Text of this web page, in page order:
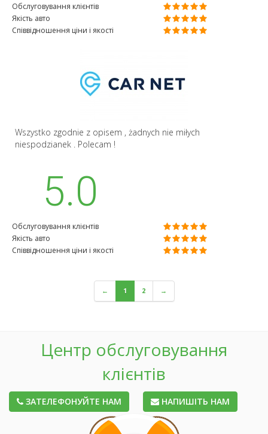
Обслуговування клієнтів
Якість авто
Співвідношення ціни і якості
Wszystko zgodnie z opisem , żadnych nie miłych
niespodzianek . Polecam !
5.0
Обслуговування клієнтів
Якість авто
Співвідношення ціни і якості
← 1 2 →
Центр обслуговування
клієнтів
ЗАТЕЛЕФОНУЙТЕ НАМ НАПИШІТЬ НАМ